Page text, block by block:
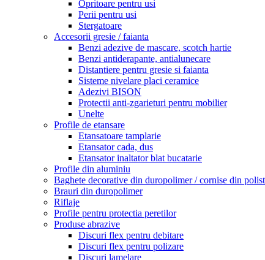
Opritoare pentru usi
Perii pentru usi
Stergatoare
Accesorii gresie / faianta
Benzi adezive de mascare, scotch hartie
Benzi antiderapante, antialunecare
Distantiere pentru gresie si faianta
Sisteme nivelare placi ceramice
Adezivi BISON
Protectii anti-zgarieturi pentru mobilier
Unelte
Profile de etansare
Etansatoare tamplarie
Etansator cada, dus
Etansator inaltator blat bucatarie
Profile din aluminiu
Baghete decorative din duropolimer / cornise din
Brauri din duropolimer
Riflaje
Profile pentru protectia peretilor
Produse abrazive
Discuri flex pentru debitare
Discuri flex pentru polizare
Discuri lamelare